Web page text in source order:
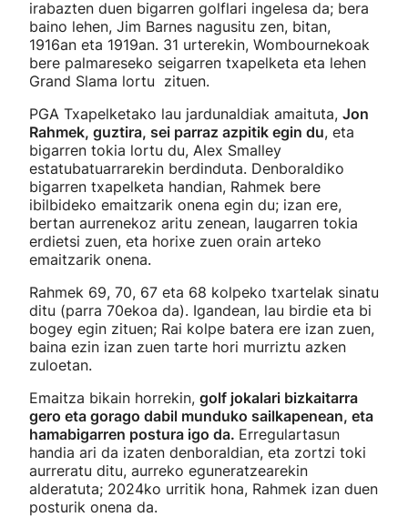
irabazten duen bigarren golflari ingelesa da; bera
baino lehen, Jim Barnes nagusitu zen, bitan,
1916an eta 1919an. 31 urterekin, Wombournekoak
bere palmareseko seigarren txapelketa eta lehen
Grand Slama lortu zituen.
PGA Txapelketako lau jardunaldiak amaituta, Jon
Rahmek, guztira, sei parraz azpitik egin du, eta
bigarren tokia lortu du, Alex Smalley
estatubatuarrarekin berdinduta. Denboraldiko
bigarren txapelketa handian, Rahmek bere
ibilbideko emaitzarik onena egin du; izan ere,
bertan aurrenekoz aritu zenean, laugarren tokia
erdietsi zuen, eta horixe zuen orain arteko
emaitzarik onena.
Rahmek 69, 70, 67 eta 68 kolpeko txartelak sinatu
ditu (parra 70ekoa da). Igandean, lau birdie eta bi
bogey egin zituen; Rai kolpe batera ere izan zuen,
baina ezin izan zuen tarte hori murriztu azken
zuloetan.
Emaitza bikain horrekin, golf jokalari bizkaitarra
gero eta gorago dabil munduko sailkapenean, eta
hamabigarren postura igo da. Erregulartasun
handia ari da izaten denboraldian, eta zortzi toki
aurreratu ditu, aurreko eguneratzearekin
alderatuta; 2024ko urritik hona, Rahmek izan duen
posturik onena da.